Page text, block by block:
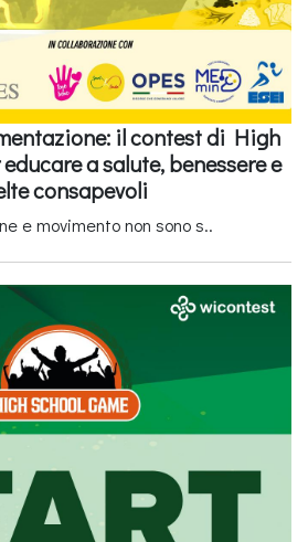
il contest di High
a salute, benessere e
consapevoli
e movimento non sono s..